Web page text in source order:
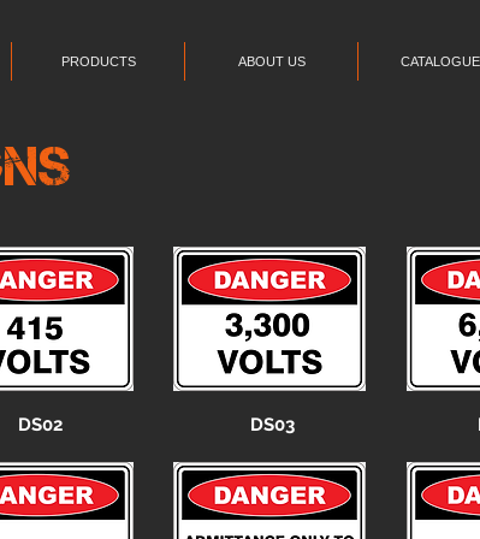
PRODUCTS ABOUT US
DS02 DS03